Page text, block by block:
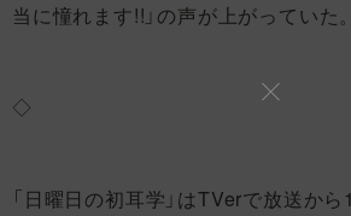
当に憧れます!!」の声が上がっていた。
◇
「日曜日の初耳学」はTVerで放送か